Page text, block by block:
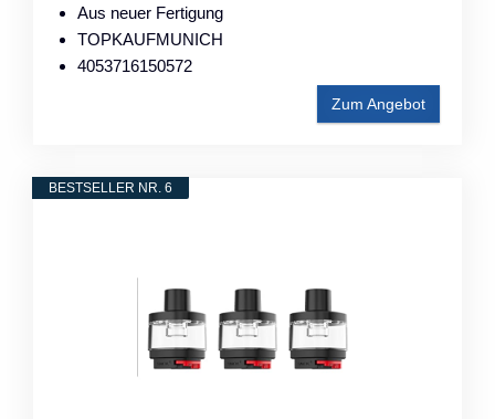
Aus neuer Fertigung
TOPKAUFMUNICH
4053716150572
Zum Angebot
BESTSELLER NR. 6